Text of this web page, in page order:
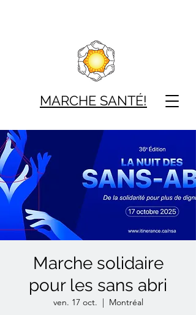
MARCHE SANTÉ!
Marche solidaire
pour les sans abri
ven. 17 oct.
  |
Montréal